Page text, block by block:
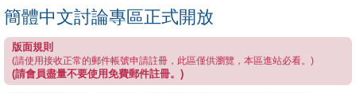
簡體中文討論專區正式開放
版面規則
(請使用接收正常的郵件帳號申請註冊，此區僅供瀏覽，本區進站必看。)
(請會員盡量不要使用免費郵件註冊。)